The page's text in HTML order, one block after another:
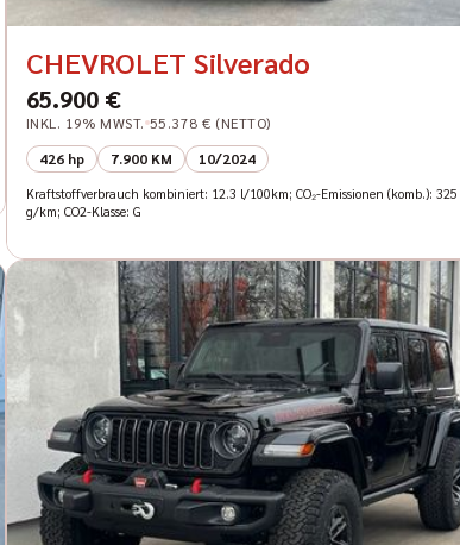
CHEVROLET Silverado
65.900 €
INKL. 19% MWST. 55.378 € (NETTO)
426 hp
7.900 KM 10/2024
Kraftstoffverbrauch kombiniert: 12.3 l/100km; CO₂-Emissionen (komb.): 325
g/km; CO2-Klasse: G